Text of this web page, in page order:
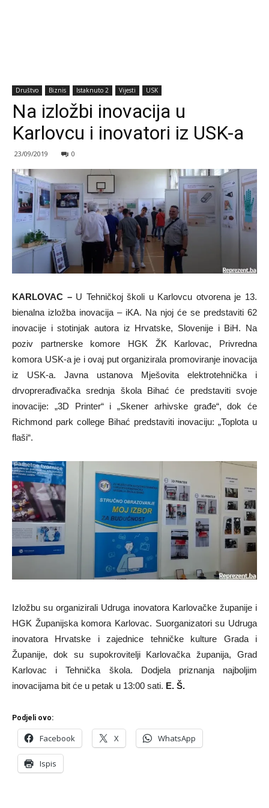
Društvo Biznis Istaknuto 2 Vijesti USK
Na izložbi inovacija u
Karlovcu i inovatori iz USK-a
23/09/2019 0
KARLOVAC – U Tehničkoj školi u Karlovcu otvorena je 13.
bienalna izložba inovacija – iKA. Na njoj će se predstaviti 62
inovacije i stotinjak autora iz Hrvatske, Slovenije i BiH. Na
poziv partnerske komore HGK ŽK Karlovac, Privredna
komora USK-a je i ovaj put organizirala promoviranje inovacija
iz USK-a. Javna ustanova Mješovita elektrotehnička i
drvoprerađivačka srednja škola Bihać će predstaviti svoje
inovacije: „3D Printer“ i „Skener arhivske građe“, dok će
Richmond park college Bihać predstaviti inovaciju: „Toplota u
flaši“.
Izložbu su organizirali Udruga inovatora Karlovačke županije i
HGK Županijska komora Karlovac. Suorganizatori su Udruga
inovatora Hrvatske i zajednice tehničke kulture Grada i
Županije, dok su supokrovitelji Karlovačka županija, Grad
Karlovac i Tehnička škola. Dodjela priznanja najboljim
inovacijama bit će u petak u 13:00 sati. E. Š.
Podjeli ovo:
Facebook X WhatsApp
Ispis